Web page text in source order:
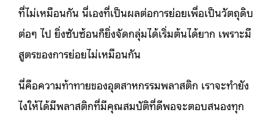
ที่ไม่เหมือนกัน นี่เองที่เป็นผลต่อการย่อยเพื่อเป็นวัตถุดิบ
ต่อๆ ไป ยิ่งซับซ้อนก็ยิ่งจัดกลุ่มได้เริ่มต้นได้ยาก เพราะมี
สูตรของการย่อยไม่เหมือนกัน
นี่คือความท้าทายของอุตสาหกรรมพลาสติก เราจะทำยัง
ไงให้ได้มีพลาสติกที่มีคุณสมบัติที่ดีพอจะตอบสนองทุก